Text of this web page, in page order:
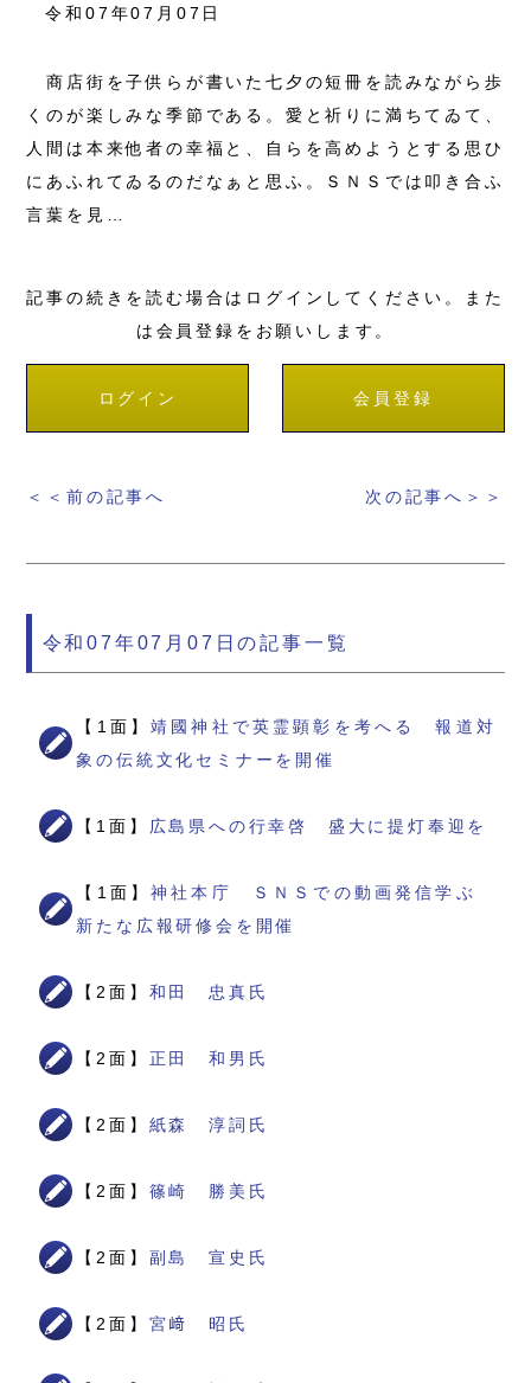
令和07年07月07日
商店街を子供らが書いた七夕の短冊を読みながら歩
くのが楽しみな季節である。愛と祈りに満ちてゐて、
人間は本来他者の幸福と、自らを高めようとする思ひ
にあふれてゐるのだなぁと思ふ。ＳＮＳでは叩き合ふ
言葉を見…
記事の続きを読む場合はログインしてください。また
は会員登録をお願いします。
ログイン 会員登録
＜＜前の記事へ 次の記事へ＞＞
令和07年07月07日の記事一覧
【1面】靖國神社で英霊顕彰を考へる 報道対
象の伝統文化セミナーを開催
【1面】 広島県への行幸啓 盛大に提灯奉迎を
【1面】神社本庁 ＳＮＳでの動画発信学ぶ
新たな広報研修会を開催
【2面】 和田 忠真氏
【2面】 正田 和男氏
【2面】 紙森 淳詞氏
【2面】 篠崎 勝美氏
【2面】 副島 宣史氏
【2面】 宮﨑 昭氏